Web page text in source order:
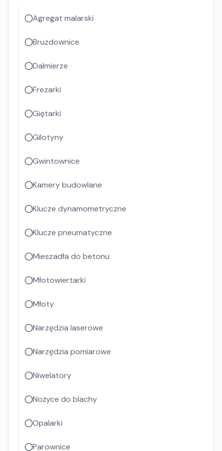
Agregat malarski
Bruzdownice
Dalmierze
Frezarki
Giętarki
Gilotyny
Gwintownice
Kamery budowlane
Klucze dynamometryczne
Klucze pneumatyczne
Mieszadła do betonu
Młotowiertarki
Młoty
Narzędzia laserowe
Narzędzia pomiarowe
Niwelatory
Nożyce do blachy
Opalarki
Parownice